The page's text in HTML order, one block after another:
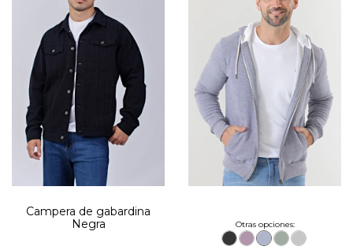
Campera de gabardina
Negra
Otras opciones: